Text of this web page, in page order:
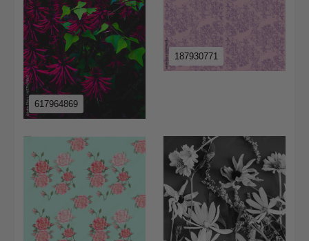
617964869
187930771